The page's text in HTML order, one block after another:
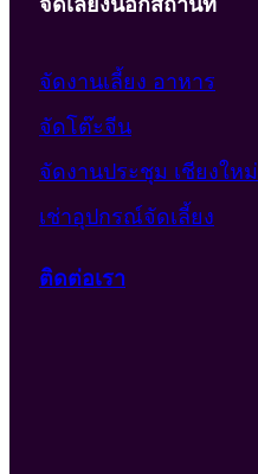
จัดงานเลี้ยง อาหาร
จัดโต๊ะจีน
จัดงานประชุม เชียงใหม่
เช่าอุปกรณ์จัดเลี้ยง
ติดต่อเรา